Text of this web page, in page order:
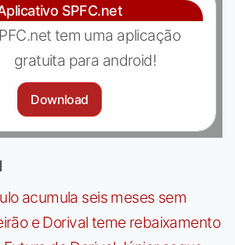
SPFC.net
tem uma aplicação
gratuita para android!
Download
acumula seis meses sem
e Dorival teme rebaixamento